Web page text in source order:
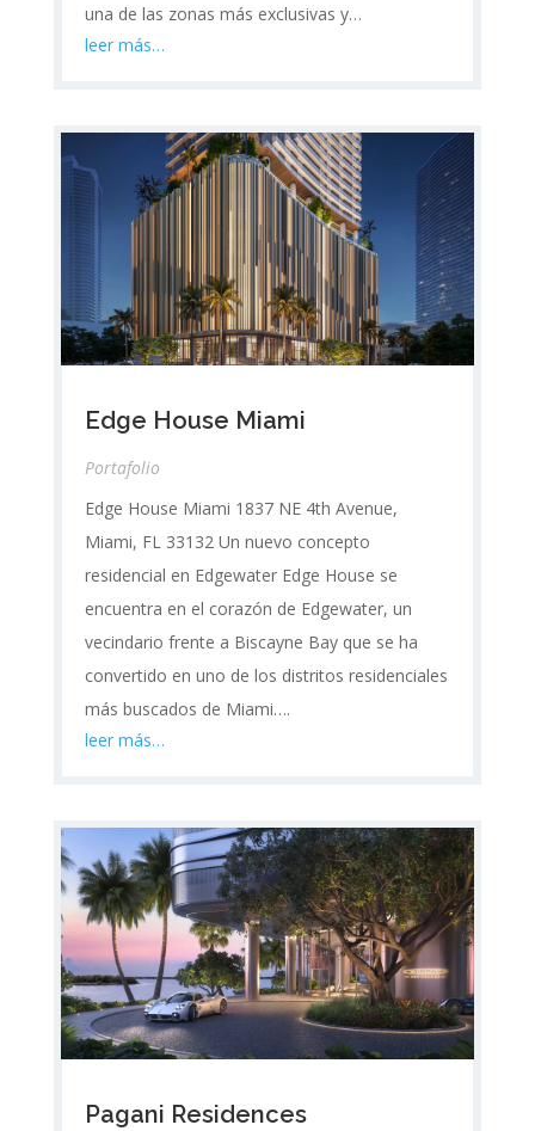
una de las zonas más exclusivas y…
leer más…
Edge House Miami
Portafolio
Edge House Miami 1837 NE 4th Avenue,
Miami, FL 33132 Un nuevo concepto
residencial en Edgewater Edge House se
encuentra en el corazón de Edgewater, un
vecindario frente a Biscayne Bay que se ha
convertido en uno de los distritos residenciales
más buscados de Miami….
leer más…
Pagani Residences